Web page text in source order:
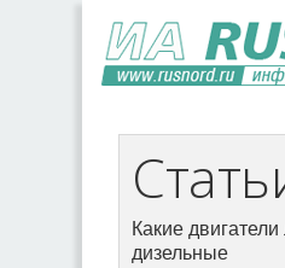
Какие
дизельные